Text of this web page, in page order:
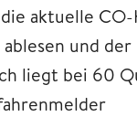
aktuelle
und der
liegt bei 60